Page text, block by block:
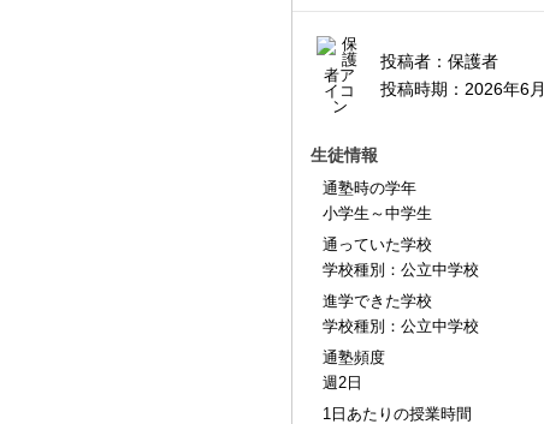
投稿者： 保護者
投稿時期： 2026年6月
生徒情報
通塾時の学年
小学生～中学生
通っていた学校
学校種別：公立中学校
進学できた学校
学校種別：公立中学校
通塾頻度
週2日
1日あたりの授業時間